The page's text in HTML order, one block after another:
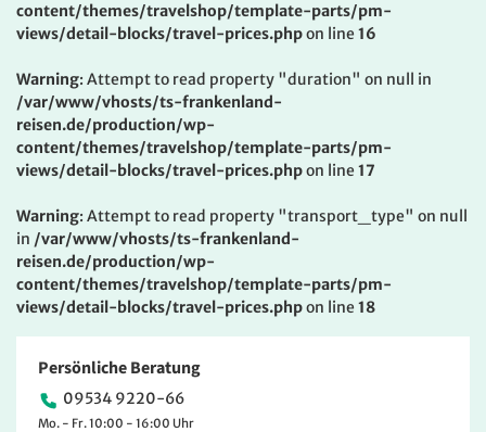
content/themes/travelshop/template-parts/pm-
views/detail-blocks/travel-prices.phpon line 16
Warning: Attempt to read property "duration" on null in
/var/www/vhosts/ts-frankenland-
reisen.de/production/wp-
content/themes/travelshop/template-parts/pm-
views/detail-blocks/travel-prices.phpon line 17
Warning: Attempt to read property "transport_type" on null
in /var/www/vhosts/ts-frankenland-
reisen.de/production/wp-
content/themes/travelshop/template-parts/pm-
views/detail-blocks/travel-prices.phpon line 18
Persönliche Beratung
09534 9220-66
Mo. - Fr. 10:00 - 16:00 Uhr